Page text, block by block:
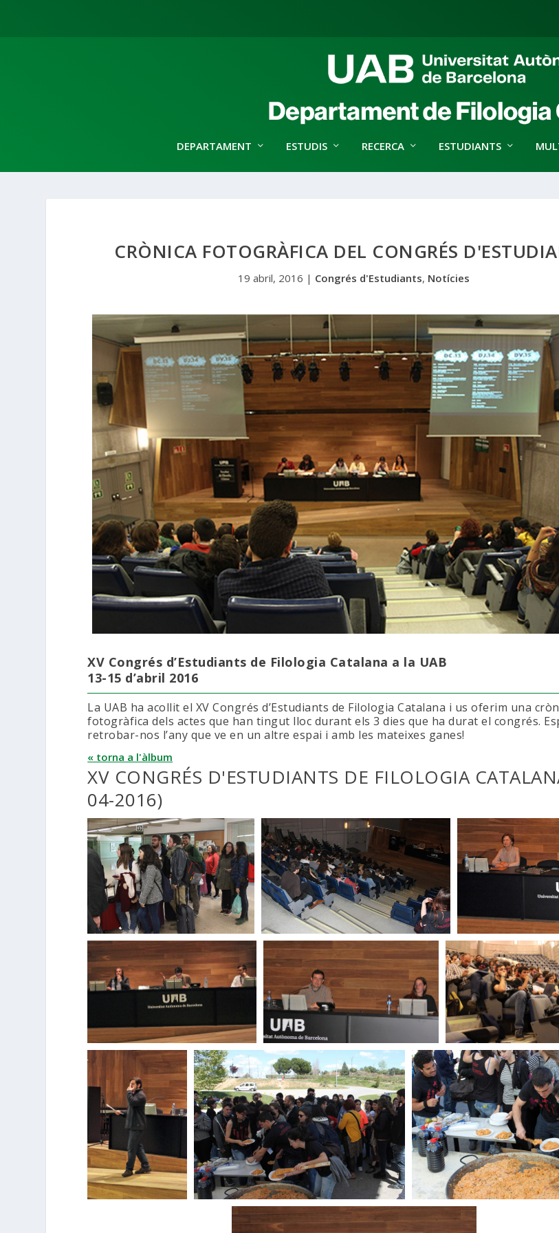
DEPARTAMENT ESTUDIS RECERCA ESTUDIANTS
CRÒNICA FOTOGRÀFICA DEL CONGRÉS
19 abril, 2016 | Congrés d'Estudiants, Notícies
XV Congrés d’Estudiants de Filologia Catalana a la UAB
13-15 d’abril 2016
La UAB ha acollit el XV Congrés d’Estudiants de Filologia Catalana i us oferim una
fotogràfica dels actes que han tingut lloc durant els 3 dies que ha durat el congrés.
retrobar-nos l’any que ve en un altre espai i amb les mateixes ganes!
« torna a l'àlbum
XV CONGRÉS D'ESTUDIANTS DE FILOLOGIA
04-2016)